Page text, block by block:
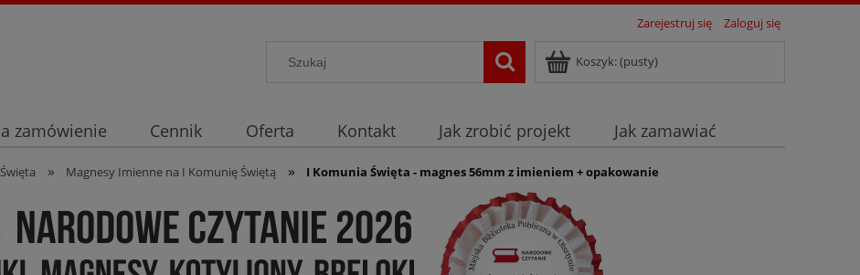
Zarejestruj się Zaloguj się
Koszyk:(pusty)
zamówienie Cennik Oferta Kontakt Jak zrobić projekt
Jak zamawiać
» Magnesy Imienne na I Komunię Świętą » I Komunia Święta - magnes 56mm z imieniem + opakowanie